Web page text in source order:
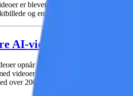
er blevet fuldstændig vendt på
og en velformuleret tekst.
AI-video inden 2026
opnårover 80 % højere
videoer
over 200 %
. Douyin E-commerce har